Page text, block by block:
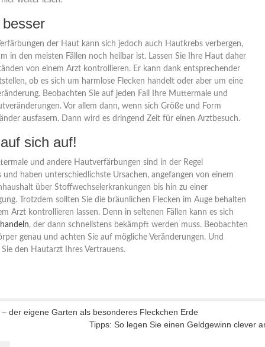
der Haut kann sich jedoch auch Hautkrebs verbergen,
in den meisten Fällen noch heilbar ist. Lassen Sie Ihre Haut daher
von einem Arzt kontrollieren. Er kann dank entsprechender
ob es sich um harmlose Flecken handelt oder aber um eine
Beobachten Sie auf jeden Fall Ihre Muttermale und
Vor allem dann, wenn sich Größe und Form
ausfasern. Dann wird es dringend Zeit für einen Arztbesuch.
sich auf!
und andere Hautverfärbungen sind in der Regel
haben unterschiedlichste Ursachen, angefangen von einem
über Stoffwechselerkrankungen bis hin zu einer
Trotzdem sollten Sie die bräunlichen Flecken im Auge behalten
Arzt kontrollieren lassen. Denn in seltenen Fällen kann es sich
, der dann schnellstens bekämpft werden muss. Beobachten
genau und achten Sie auf mögliche Veränderungen. Und
den Hautarzt Ihres Vertrauens.
der eigene Garten als besonderes Fleckchen Erde
Tipps: So legen Sie einen Geldgewinn clever